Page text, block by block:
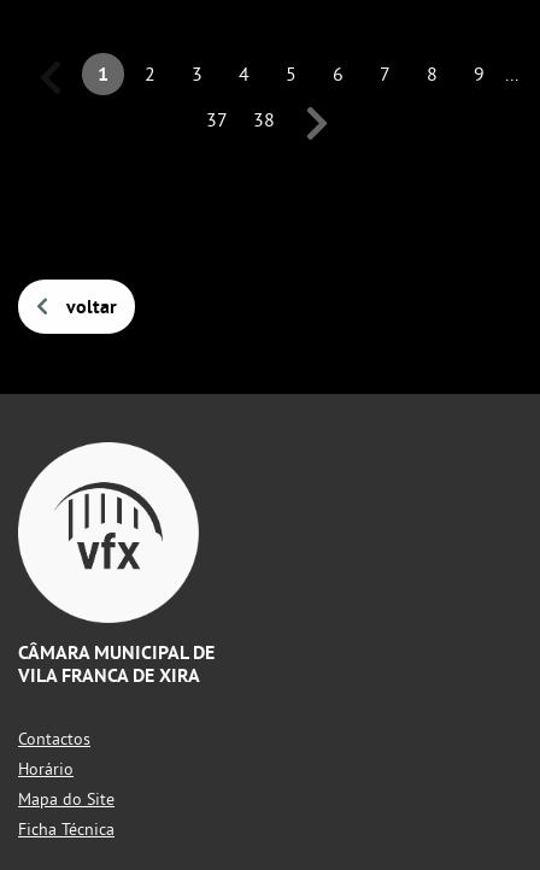
1 2 3 4 5 6 7 8 9
...
37
38
voltar
CÂMARA MUNICIPAL DE
VILA FRANCA DE XIRA
Contactos
Horário
Mapa do Site
Ficha Técnica